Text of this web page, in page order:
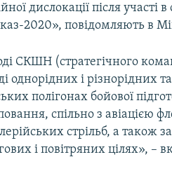
дислокації після
2020», повідомляють в
СКШН (стратегічного
однорідних і різнорідних
полігонах бойової
спільно з авіацією
стрільб, а також
і повітряних цілях», –